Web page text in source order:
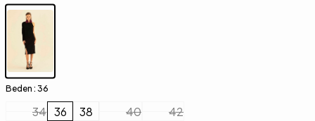
Beden : 36
34 36 38 40 42